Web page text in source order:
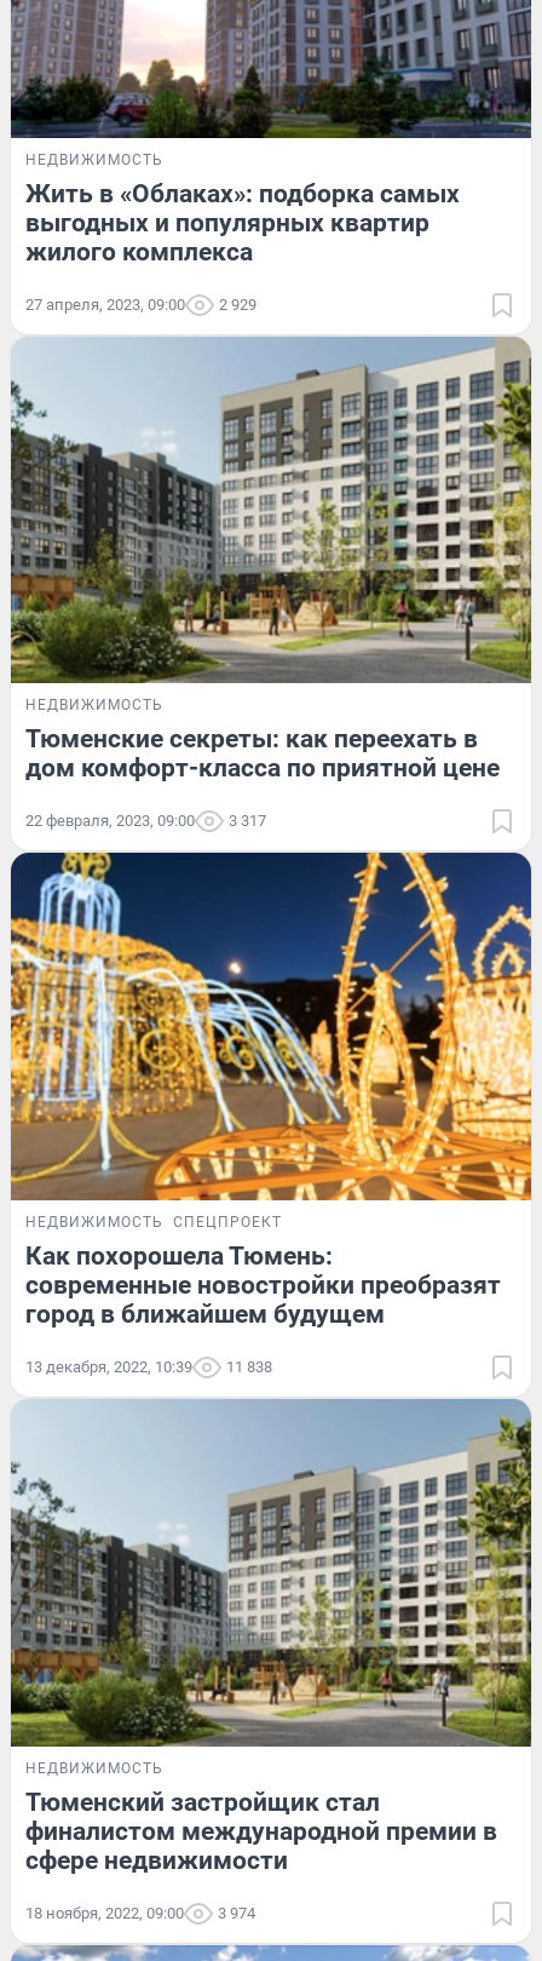
НЕДВИЖИМОСТЬ
Жить в «Облаках»: подборка самых
выгодных и популярных квартир
жилого комплекса
27 апреля, 2023, 09:00 2 929
НЕДВИЖИМОСТЬ
Тюменские секреты: как переехать в
дом комфорт-класса по приятной цене
22 февраля, 2023, 09:00 3 317
НЕДВИЖИМОСТЬ СПЕЦПРОЕКТ
Как похорошела Тюмень:
современные новостройки преобразят
город в ближайшем будущем
13 декабря, 2022, 10:39 11 838
НЕДВИЖИМОСТЬ
Тюменский застройщик стал
финалистом международной премии в
сфере недвижимости
18 ноября, 2022, 09:00 3 974